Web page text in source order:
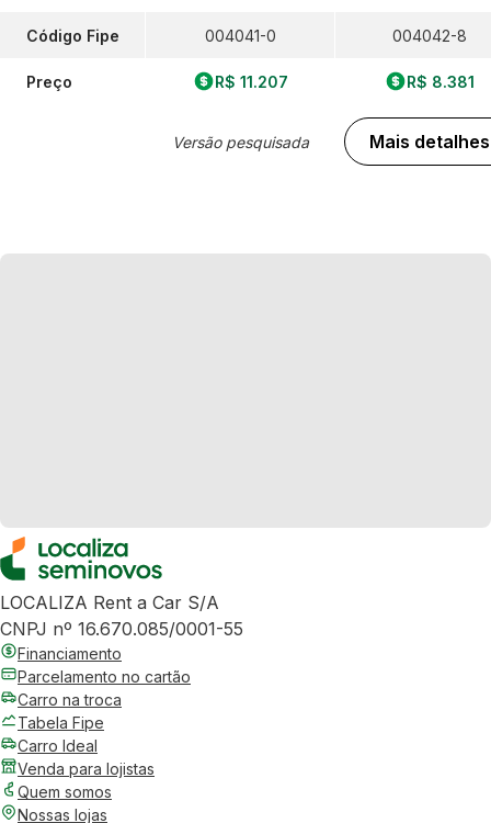
Código Fipe
Preço
004041-0
R$ 11.207
Versão pesquisada
004042-8
R$ 8.381
Mais detalhes
LOCALIZA Rent a Car S/A
CNPJ nº 16.670.085/0001-55
Financiamento
Parcelamento no cartão
Carro na troca
Tabela Fipe
Carro Ideal
Venda para lojistas
Quem somos
Nossas lojas